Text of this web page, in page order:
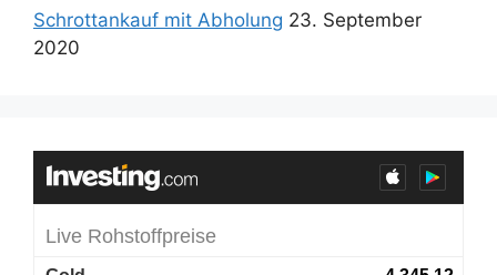
Schrottankauf mit Abholung 23. September
2020